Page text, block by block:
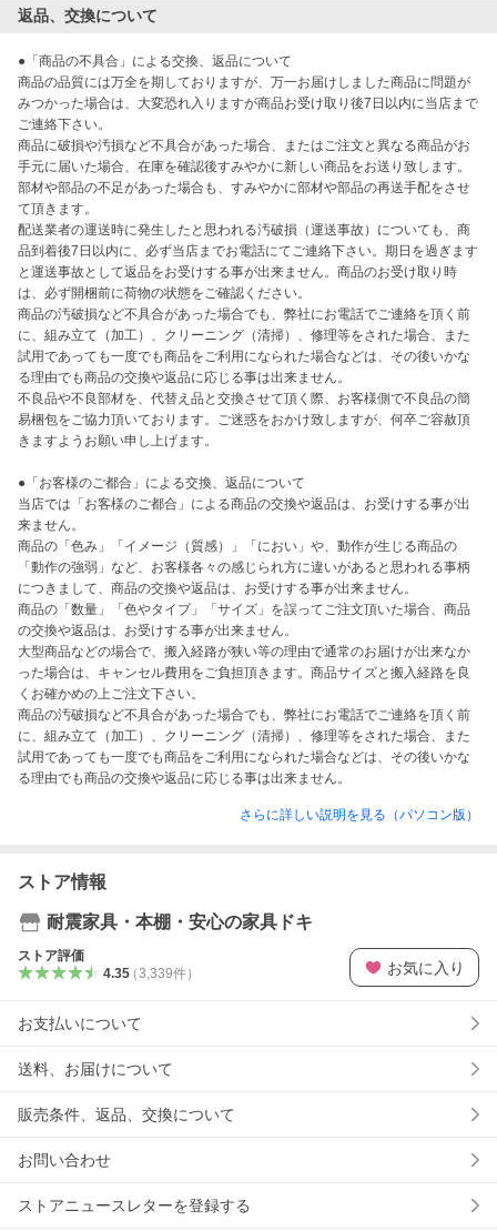
返品、交換について
●「商品の不具合」による交換、返品について
商品の品質には万全を期しておりますが、万一お届けしました商品に問題が
みつかった場合は、大変恐れ入りますが商品お受け取り後7日以内に当店まで
ご連絡下さい。
商品に破損や汚損など不具合があった場合、またはご注文と異なる商品がお
手元に届いた場合、在庫を確認後すみやかに新しい商品をお送り致します。
部材や部品の不足があった場合も、すみやかに部材や部品の再送手配をさせ
て頂きます。
配送業者の運送時に発生したと思われる汚破損（運送事故）についても、商
品到着後7日以内に、必ず当店までお電話にてご連絡下さい。期日を過ぎます
と運送事故として返品をお受けする事が出来ません。商品のお受け取り時
は、必ず開梱前に荷物の状態をご確認ください。
商品の汚破損など不具合があった場合でも、弊社にお電話でご連絡を頂く前
に、組み立て（加工）、クリーニング（清掃）、修理等をされた場合、また
試用であっても一度でも商品をご利用になられた場合などは、その後いかな
る理由でも商品の交換や返品に応じる事は出来ません。
不良品や不良部材を、代替え品と交換させて頂く際、お客様側で不良品の簡
易梱包をご協力頂いております。ご迷惑をおかけ致しますが、何卒ご容赦頂
きますようお願い申し上げます。
●「お客様のご都合」による交換、返品について
当店では「お客様のご都合」による商品の交換や返品は、お受けする事が出
来ません。
商品の「色み」「イメージ（質感）」「におい」や、動作が生じる商品の
「動作の強弱」など、お客様各々の感じられ方に違いがあると思われる事柄
につきまして、商品の交換や返品は、お受けする事が出来ません。
商品の「数量」「色やタイプ」「サイズ」を誤ってご注文頂いた場合、商品
の交換や返品は、お受けする事が出来ません。
大型商品などの場合で、搬入経路が狭い等の理由で通常のお届けが出来なか
った場合は、キャンセル費用をご負担頂きます。商品サイズと搬入経路を良
くお確かめの上ご注文下さい。
商品の汚破損など不具合があった場合でも、弊社にお電話でご連絡を頂く前
に、組み立て（加工）、クリーニング（清掃）、修理等をされた場合、また
試用であっても一度でも商品をご利用になられた場合などは、その後いかな
さらに詳しい説明を見る（パソコン版）
ストア情報
耐震家具・本棚・安心の家具ドキ
ストア評価
4.35（3,339件） お気に入り
お支払いについて
送料、お届けについて
販売条件、返品、交換について
お問い合わせ
ストアニュースレターを登録する